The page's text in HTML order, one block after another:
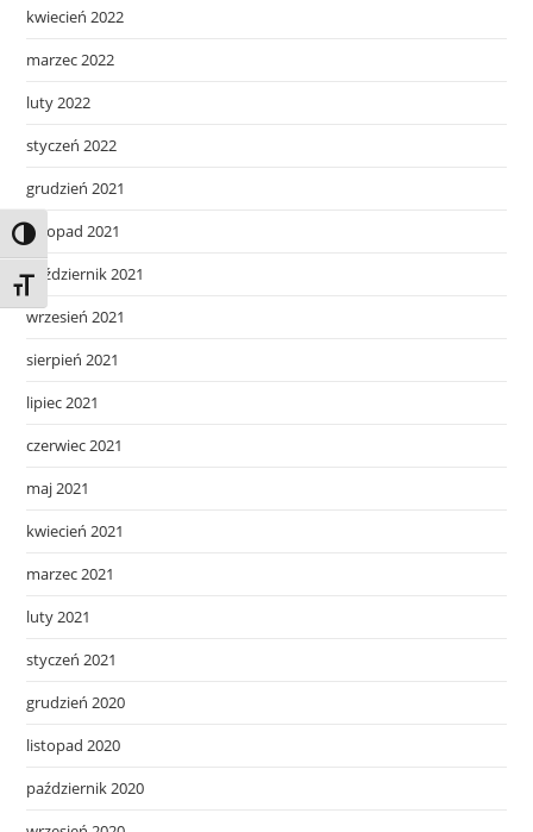
Toggle High Contrast
Toggle Font size
kwiecień 2022
marzec 2022
luty 2022
styczeń 2022
grudzień 2021
listopad 2021
październik 2021
wrzesień 2021
sierpień 2021
lipiec 2021
czerwiec 2021
maj 2021
kwiecień 2021
marzec 2021
luty 2021
styczeń 2021
grudzień 2020
listopad 2020
październik 2020